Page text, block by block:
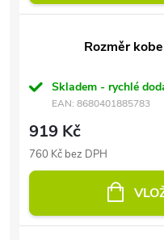
Rozměr
Skladem - rychlé
EAN: 8680401885783
919 Kč
760 Kč bez DPH